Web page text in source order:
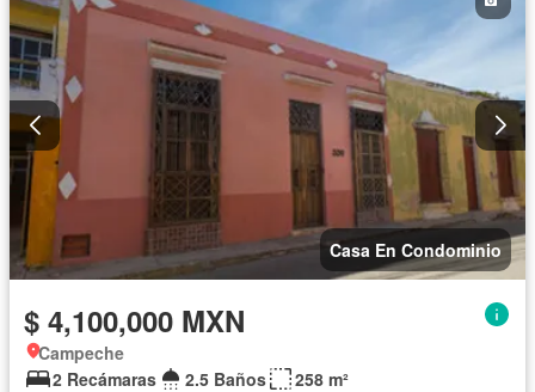
Casa En Condominio
$ 4,100,000 MXN
Campeche
2 Recámaras
2.5 Baños
258 m²